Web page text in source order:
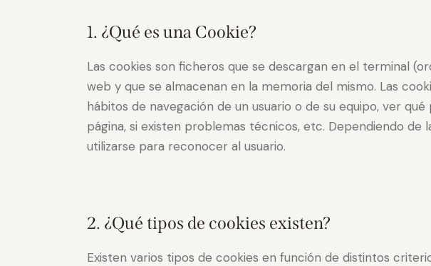
1. ¿Qué es una Cookie?
Las cookies son ficheros que se descargan en el terminal
web y que se almacenan en la memoria del mismo. Las
hábitos de navegación de un usuario o de su equipo, ver
página, si existen problemas técnicos, etc. Dependiendo
utilizarse para reconocer al usuario.
2. ¿Qué tipos de cookies existen?
Existen varios tipos de cookies en función de distintos